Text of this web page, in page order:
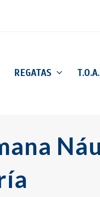
REGATAS T.O.A.